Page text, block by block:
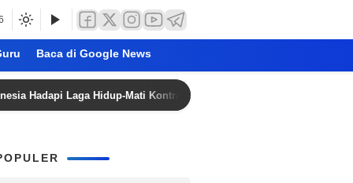
Baca di Google News
Laga Hidup-Mati Kontra Singapura, Rekor Kelam di Kandang The